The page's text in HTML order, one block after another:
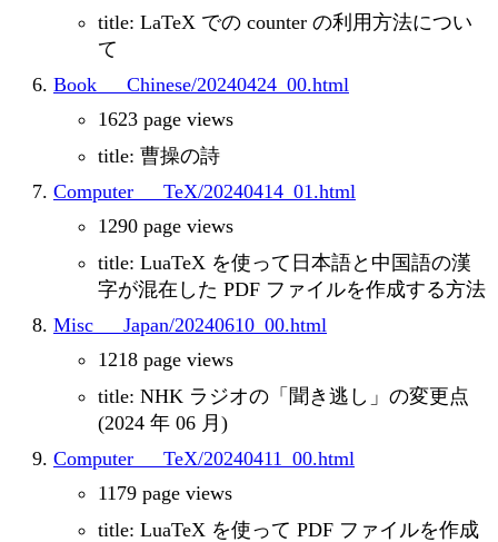
title: LaTeX での counter の利用方法につい
て
Book___Chinese/20240424_00.html
1623 page views
title: 曹操の詩
Computer___TeX/20240414_01.html
1290 page views
title: LuaTeX を使って日本語と中国語の漢
字が混在した PDF ファイルを作成する方法
Misc___Japan/20240610_00.html
1218 page views
title: NHK ラジオの「聞き逃し」の変更点
(2024 年 06 月)
Computer___TeX/20240411_00.html
1179 page views
title: LuaTeX を使って PDF ファイルを作成